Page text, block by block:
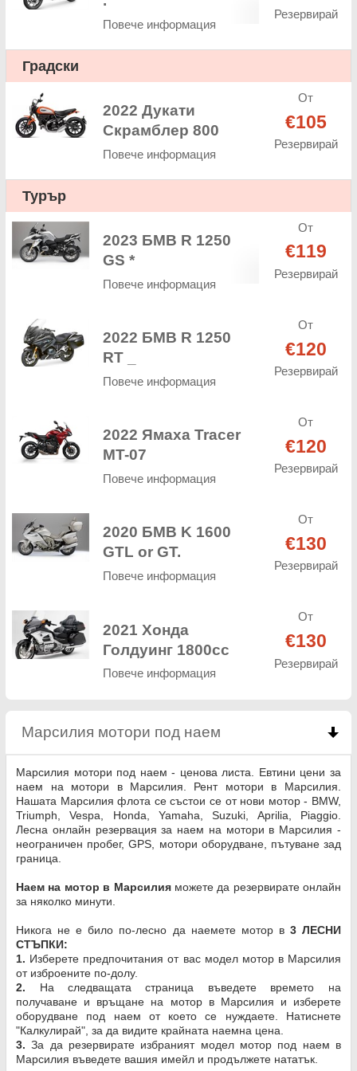
Повече информация
Резервирай
Градски
2022 Дукати
Скрамблер 800
Повече информация
От
€105
Резервирай
Турър
2023 БМВ R 1250
GS *
Повече информация
От
€119
Резервирай
2022 БМВ R 1250
RT _
Повече информация
От
€120
Резервирай
2022 Ямаха Tracer
MT-07
Повече информация
От
€120
Резервирай
2020 БМВ K 1600
GTL or GT.
Повече информация
От
€130
Резервирай
2021 Хонда
Голдуинг 1800cc
Повече информация
От
€130
Резервирай
Марсилия мотори под наем click to collapse
Марсилия мотори под наем - ценова листа. Евтини цени за
наем на мотори в Марсилия. Рент мотори в Марсилия.
Нашата Марсилия флота се състои се от нови мотор - BMW,
Triumph, Vespa, Honda, Yamaha, Suzuki, Aprilia, Piaggio.
Лесна онлайн резервация за наем на мотори в Марсилия -
неограничен пробег, GPS, мотори оборудване, пътуване зад
граница.
Наем на мотор в Марсилияможете да резервирате онлайн
за няколко минути.
Никога не е било по-лесно да наемете мотор в 3 ЛЕСНИ
СТЪПКИ:
1. Изберете предпочитания от вас модел мотор в Марсилия
от изброените по-долу.
2. На следващата страница въведете времето на
получаване и връщане на мотор в Марсилия и изберете
оборудване под наем от което се нуждаете. Натиснете
"Калкулирай", за да видите крайната наемна цена.
3. За да резервирате избраният модел мотор под наем в
Марсилия въведете вашия имейл и продължете нататък.